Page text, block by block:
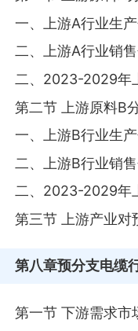
一、上游A行业生
二、上游A行业销
二、2023-2029年
第二节 上游原料B
一、上游B行业生
二、上游B行业销
二、2023-2029年
第三节 上游产业对
第八章预分支电缆
第一节 下游需求市